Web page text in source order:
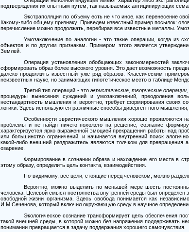
подтверждения их опытным путем, так называемых антиципирующих
Экстраполяция по объему есть не что иное, как перенесение
Какому-либо общему признаку. Приведем известный пример посылок:
перечисление можно продолжать, перебирая все известные металлы.
Умозаключение по аналогии-это такие операции, когда из
объектов и по другим признакам. Примером этого является
Землей.
Операция установления обобщающих закономерностей
сформировать образ более высокого уровня. Это дает возможность
далеко продолжить известный уже ряд образов. Классическим
неизвестных науке, но занимающих гипотетическое место в таблице
Третий тип операций -это эвристические, творческие операции,
процедуры вынесения суждений и умозаключений, преодоления
нестандартность мышления и, вероятно, требует формирования своих
логики. Здесь используются различные способы дивергентного
Особенности эвристического мышления хорошо проявляются
проблемы и не найдя ничего похожего на решение, сознание
характеризуется ярко выраженной эмоцией прекращения работы над
или большинство ограничений, и начинается внутренний поиск
какой-либо внешний раздражитель являются толчком для превращения
озарение.
Формирование в сознании образа и нахождение его места в
этому образу, определить цель контакта, взаимодействия.
По-видимому, все цели, стоящие перед человеком, можно
Вероятно, можно выделить по меньшей мере шесть
человека. Целевой смысл постоянства внутренней среды был
свободной жизни организма. Здесь свобода понимается как
И.М.Сеченова, который включил окружающую среду в научное
Экологическое сознание трансформирует цель обеспечения
такой внешней среды, в которой можно без напряжения поддерживать
понимании превращается в задачу поддержания хорошего самочувствия.